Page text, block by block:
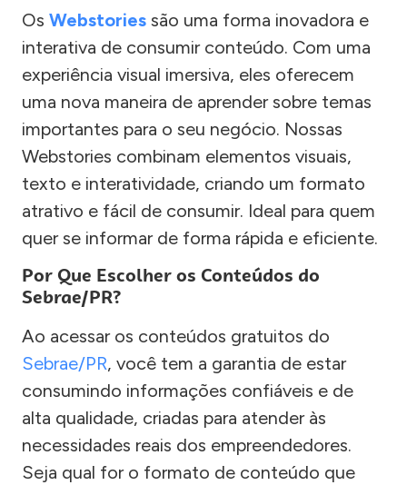
Os Webstories são uma forma inovadora e
interativa de consumir conteúdo. Com uma
experiência visual imersiva, eles oferecem
uma nova maneira de aprender sobre temas
importantes para o seu negócio. Nossas
Webstories combinam elementos visuais,
texto e interatividade, criando um formato
atrativo e fácil de consumir. Ideal para quem
quer se informar de forma rápida e eficiente.
Por Que Escolher os Conteúdos do
Sebrae/PR?
Ao acessar os conteúdos gratuitos do
Sebrae/PR, você tem a garantia de estar
consumindo informações confiáveis e de
alta qualidade, criadas para atender às
necessidades reais dos empreendedores.
Seja qual for o formato de conteúdo que